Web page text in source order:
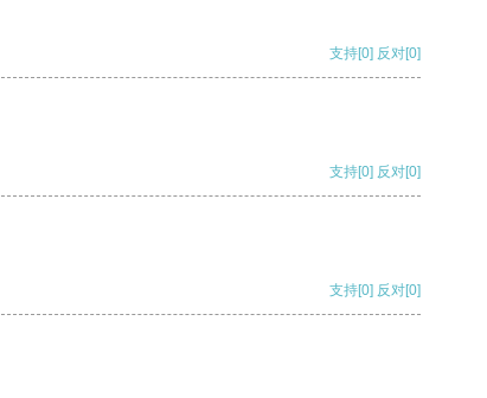
支持[0] 反对[0]
支持[0] 反对[0]
支持[0] 反对[0]